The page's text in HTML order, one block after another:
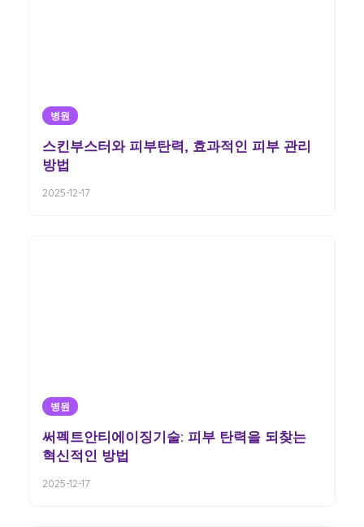
병원
스킨부스터와 피부탄력, 효과적인 피부 관리
방법
2025-12-17
병원
써펙트안티에이징기술: 피부 탄력을 되찾는
혁신적인 방법
2025-12-17